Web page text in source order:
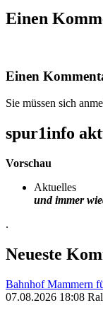
Einen
Einen
Sie müssen sich
spur1info
Vorschau
Aktuelles
und immer
.
Neueste
Bahnhof Mammern
07.08.2026 18:08